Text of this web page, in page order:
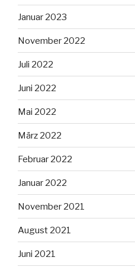
Januar 2023
November 2022
Juli 2022
Juni 2022
Mai 2022
März 2022
Februar 2022
Januar 2022
November 2021
August 2021
Juni 2021